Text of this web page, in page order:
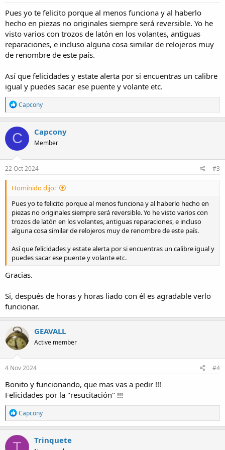
Pues yo te felicito porque al menos funciona y al haberlo
hecho en piezas no originales siempre será reversible. Yo he
visto varios con trozos de latón en los volantes, antiguas
reparaciones, e incluso alguna cosa similar de relojeros muy
de renombre de este país.
Así que felicidades y estate alerta por si encuentras un calibre
igual y puedes sacar ese puente y volante etc.
R
e
a
c
t
i
o
n
s
Capcony
C Capcony
Member
22 Oct 2024 #3
Homínido dijo:
Pues yo te felicito porque al menos funciona y al haberlo hecho en
piezas no originales siempre será reversible. Yo he visto varios con
trozos de latón en los volantes, antiguas reparaciones, e incluso
alguna cosa similar de relojeros muy de renombre de este país.
Así que felicidades y estate alerta por si encuentras un calibre igual y
puedes sacar ese puente y volante etc.
Gracias.
Si, después de horas y horas liado con él es agradable verlo
funcionar.
GEAVALL
Active member
4 Nov 2024 #4
Bonito y funcionando, que mas vas a pedir !!!
Felicidades por la "resucitación" !!!
R
e
a
c
t
Capcony
Trinquete